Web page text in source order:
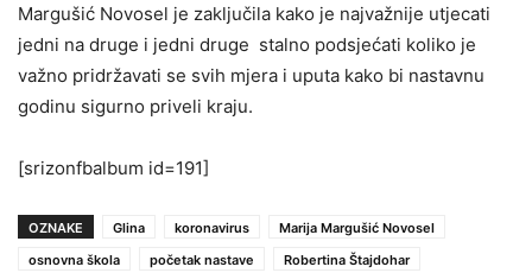
Margušić Novosel je zaključila kako je najvažnije utjecati
jedni na druge i jedni druge stalno podsjećati koliko je
važno pridržavati se svih mjera i uputa kako bi nastavnu
godinu sigurno priveli kraju.
[srizonfbalbum id=191]
OZNAKE Glina koronavirus
Marija Margušić Novosel
osnovna škola
početak nastave
Robertina Štajdohar